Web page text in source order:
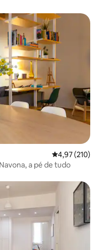
Classificação
4,97 (210)
a pé de tudo